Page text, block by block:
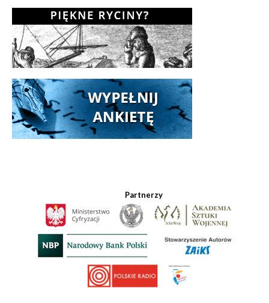
Partnerzy